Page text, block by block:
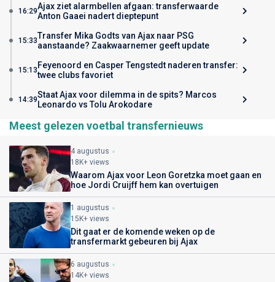
16:29Ajax ziet alarmbellen afgaan: transferwaarde
Anton Gaaei nadert dieptepunt
15:33Transfer Mika Godts van Ajax naar PSG
aanstaande? Zaakwaarnemer geeft update
15:13 Feyenoord en Casper Tengstedt naderen transfer:
twee clubs favoriet
14:39Staat Ajax voor dilemma in de spits? Marcos
Leonardo vs Tolu Arokodare
Meest gelezen voetbal transfernieuws
4 augustus
18K+ views
Waarom Ajax voor Leon Goretzka moet gaan en
hoe Jordi Cruijff hem kan overtuigen
1 augustus
15K+ views
Dit gaat er de komende weken op de
transfermarkt gebeuren bij Ajax
6 augustus
14K+ views